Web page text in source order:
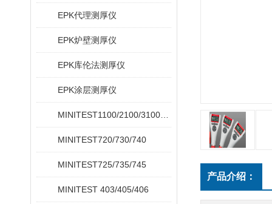
EPK代理测厚仪
EPK炉壁测厚仪
EPK库伦法测厚仪
EPK涂层测厚仪
MINITEST720/730/740
MINITEST725/735/745
MINITEST 403/405/406
产品介绍：